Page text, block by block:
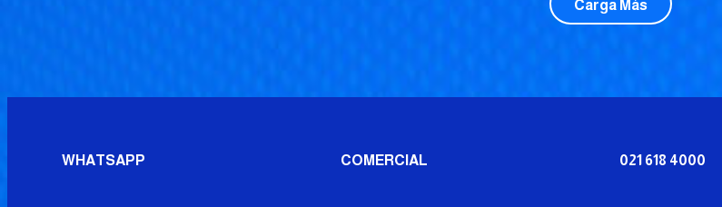
Carga Más
WHATSAPP COMERCIAL 021 618 4000